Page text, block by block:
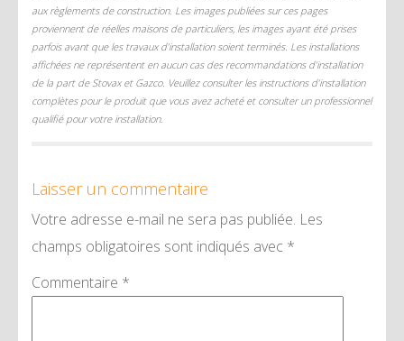
aux règlements de construction. Les images publiées sur ces pages
proviennent de réelles maisons de particuliers, les images ayant été prises
parfois avant que les travaux d’installation soient terminés. Les installations
affichées ne représentent en aucun cas des recommandations d’installation
de la part de Stovax et Gazco. Veuillez consulter les instructions d’installation
complètes pour le produit que vous avez acheté et consulter un professionnel
qualifié pour votre installation.
Laisser un commentaire
Votre adresse e-mail ne sera pas publiée. Les
champs obligatoires sont indiqués avec *
Commentaire *